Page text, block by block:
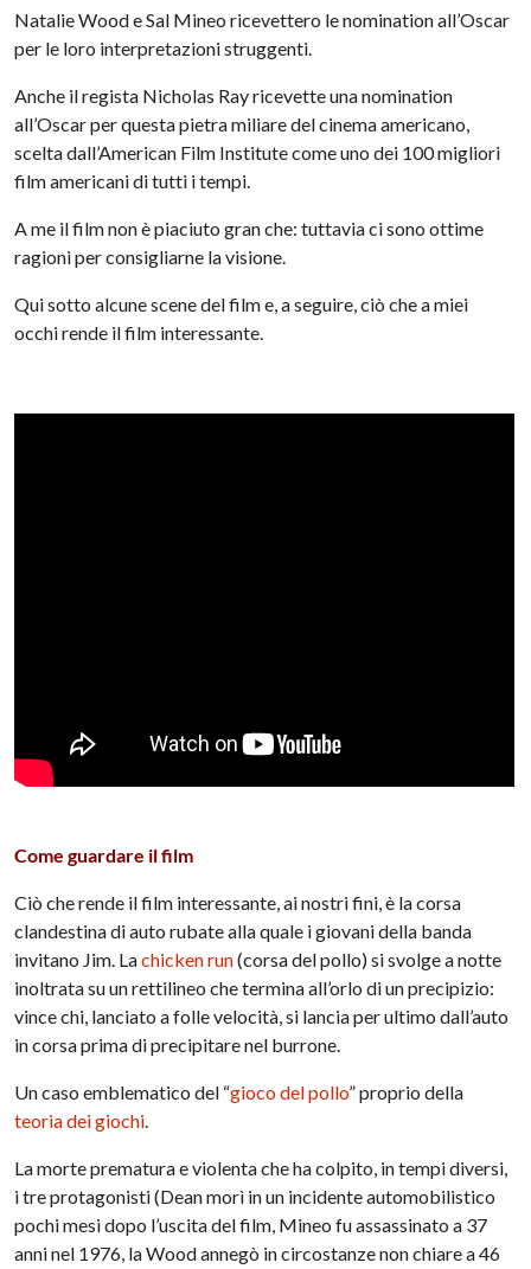
Natalie Wood e Sal Mineo ricevettero le nomination all’Oscar
per le loro interpretazioni struggenti.
Anche il regista Nicholas Ray ricevette una nomination
all’Oscar per questa pietra miliare del cinema americano,
scelta dall’American Film Institute come uno dei 100 migliori
film americani di tutti i tempi.
A me il film non è piaciuto gran che: tuttavia ci sono ottime
ragioni per consigliarne la visione.
Qui sotto alcune scene del film e, a seguire, ciò che a miei
occhi rende il film interessante.
Come guardare il film
Ciò che rende il film interessante, ai nostri fini, è la corsa
clandestina di auto rubate alla quale i giovani della banda
invitano Jim. Lachicken run(corsa del pollo) si svolge a notte
inoltrata su un rettilineo che termina all’orlo di un precipizio:
vince chi, lanciato a folle velocità, si lancia per ultimo dall’auto
in corsa prima di precipitare nel burrone.
Un caso emblematico del “gioco del pollo” proprio della
teoria dei giochi.
La morte prematura e violenta che ha colpito, in tempi diversi,
i tre protagonisti (Dean morì in un incidente automobilistico
pochi mesi dopo l’uscita del film, Mineo fu assassinato a 37
anni nel 1976, la Wood annegò in circostanze non chiare a 46